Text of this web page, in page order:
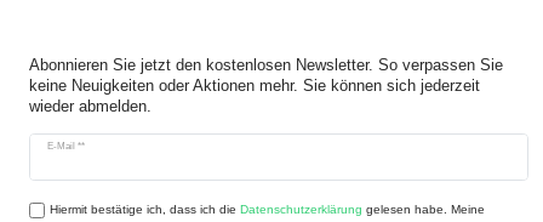
Abonnieren Sie jetzt den kostenlosen Newsletter. So verpassen Sie
keine Neuigkeiten oder Aktionen mehr. Sie können sich jederzeit
wieder abmelden.
E-Mail **
Newsletter
Hiermit bestätige ich, dass ich die Daten­schutz­erklärung gelesen habe. Meine